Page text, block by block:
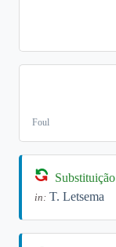
Foul
Substituição
in: T. Letsema